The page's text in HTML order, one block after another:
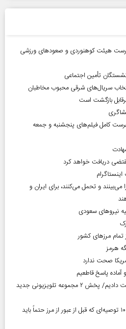
هیئت کوهنوردی و صعودهای ورزشی
تأمین اجتماعی
سریال‌های شرقی محبوب مخاطبان
بازگشت است
کامل فیلم‌های پنجشنبه و جمعه
دریافت خواهد کرد
و تحمل می‌کنند، برای ایران و
نیروهای سعودی
صحت ندارد
پاسخ قاطعیم
هنرمند منحصر‌به‌فردی را از دست دادیم/ پخش ۲ مجموعه تلویزیونی جدید
بازگشت زائران اربعین آغاز شد؛ ۱۰ توصیه‌ای که قبل از عبور از مرز حتماً باید